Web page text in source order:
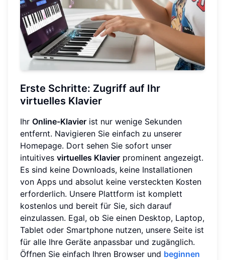
Erste Schritte: Zugriff auf Ihr
virtuelles Klavier
Ihr Online-Klavier ist nur wenige Sekunden
entfernt. Navigieren Sie einfach zu unserer
Homepage. Dort sehen Sie sofort unser
intuitives virtuelles Klavier prominent angezeigt.
Es sind keine Downloads, keine Installationen
von Apps und absolut keine versteckten Kosten
erforderlich. Unsere Plattform ist komplett
kostenlos und bereit für Sie, sich darauf
einzulassen. Egal, ob Sie einen Desktop, Laptop,
Tablet oder Smartphone nutzen, unsere Seite ist
für alle Ihre Geräte anpassbar und zugänglich.
Öffnen Sie einfach Ihren Browser und beginnen